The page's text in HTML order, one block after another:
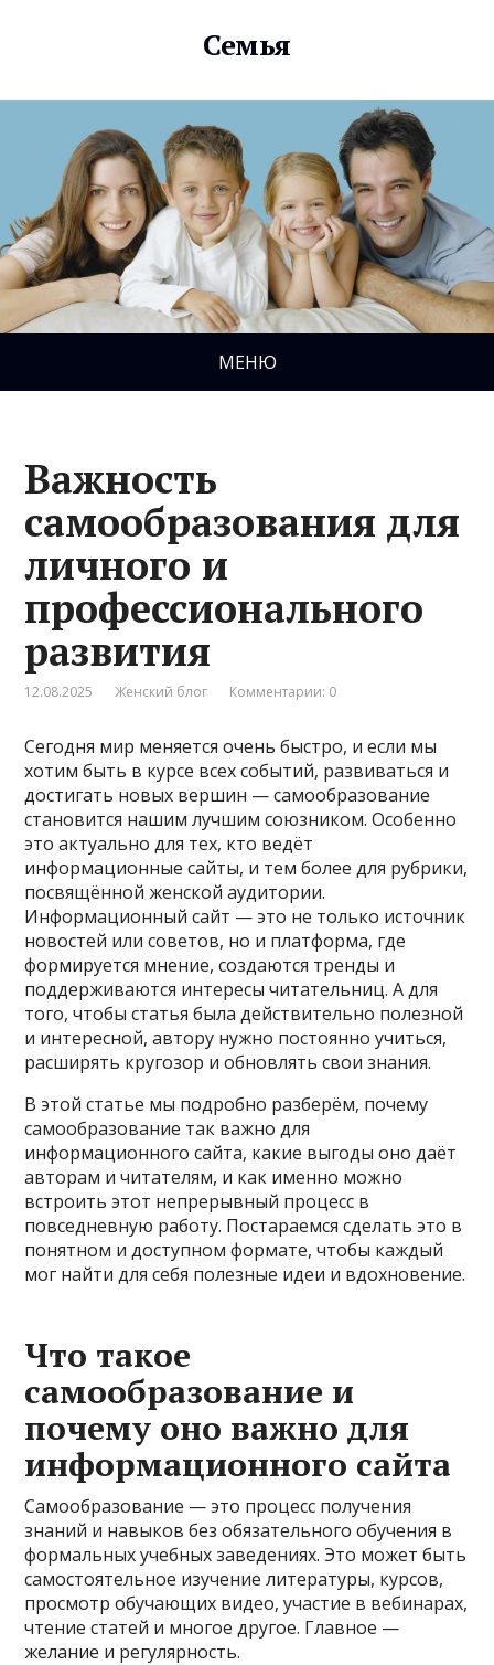
Семья
МЕНЮ
Важность
самообразования для
личного и
профессионального
развития
12.08.2025 Женский блог Комментарии: 0
Сегодня мир меняется очень быстро, и если мы
хотим быть в курсе всех событий, развиваться и
достигать новых вершин — самообразование
становится нашим лучшим союзником. Особенно
это актуально для тех, кто ведёт
информационные сайты, и тем более для рубрики,
посвящённой женской аудитории.
Информационный сайт — это не только источник
новостей или советов, но и платформа, где
формируется мнение, создаются тренды и
поддерживаются интересы читательниц. А для
того, чтобы статья была действительно полезной
и интересной, автору нужно постоянно учиться,
расширять кругозор и обновлять свои знания.
В этой статье мы подробно разберём, почему
самообразование так важно для
информационного сайта, какие выгоды оно даёт
авторам и читателям, и как именно можно
встроить этот непрерывный процесс в
повседневную работу. Постараемся сделать это в
понятном и доступном формате, чтобы каждый
мог найти для себя полезные идеи и вдохновение.
Что такое
самообразование и
почему оно важно для
информационного сайта
Самообразование — это процесс получения
знаний и навыков без обязательного обучения в
формальных учебных заведениях. Это может быть
самостоятельное изучение литературы, курсов,
просмотр обучающих видео, участие в вебинарах,
чтение статей и многое другое. Главное —
желание и регулярность.